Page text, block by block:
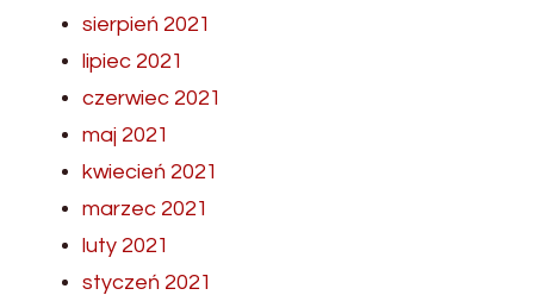
sierpień 2021
lipiec 2021
czerwiec 2021
maj 2021
kwiecień 2021
marzec 2021
luty 2021
styczeń 2021